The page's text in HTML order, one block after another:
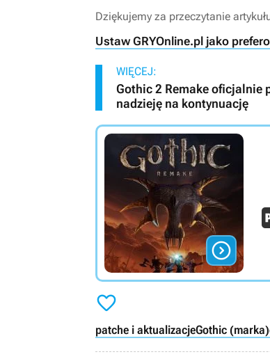
Dziękujemy za przeczytanie
Ustaw GRYOnline.pl jako
WIĘCEJ:
Gothic 2 Remake oficjalnie
nadzieję na kontynuację


patche i aktualizacjeGothic (marka)